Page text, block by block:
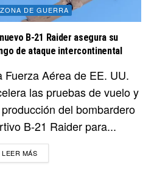
ZONA DE GUERRA
B-21 Raider asegura su
de ataque intercontinental
Fuerza Aérea de EE. UU.
las pruebas de vuelo y
del bombardero
B-21 Raider para...
LEER MÁSDETAILS